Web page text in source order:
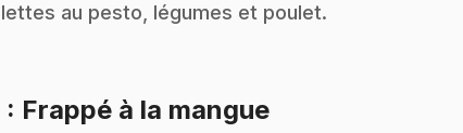
au pesto, légumes et poulet.
: Frappé à la mangue.